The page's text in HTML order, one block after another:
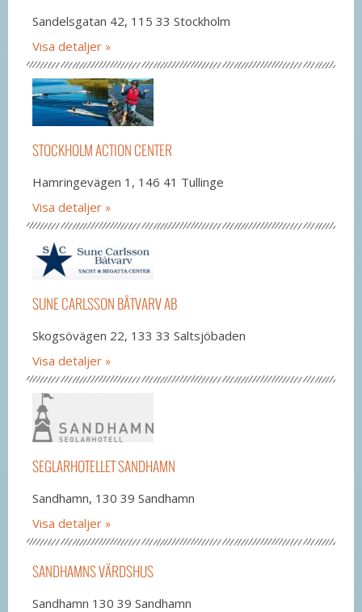
Sandelsgatan 42, 115 33 Stockholm
Visa detaljer
STOCKHOLM ACTION CENTER
Hamringevägen 1, 146 41 Tullinge
Visa detaljer
SUNE CARLSSON BÅTVARV AB
Skogsövägen 22, 133 33 Saltsjöbaden
Visa detaljer
SEGLARHOTELLET SANDHAMN
Sandhamn, 130 39 Sandhamn
Visa detaljer
SANDHAMNS VÄRDSHUS
Sandhamn 130 39 Sandhamn